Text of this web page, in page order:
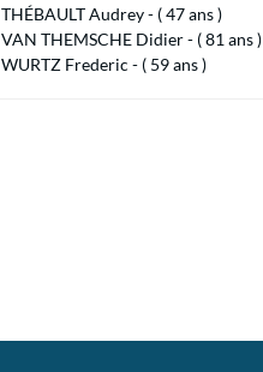
THÉBAULT Audrey - ( 47 ans )
VAN THEMSCHE Didier - ( 81 ans )
WURTZ Frederic - ( 59 ans )